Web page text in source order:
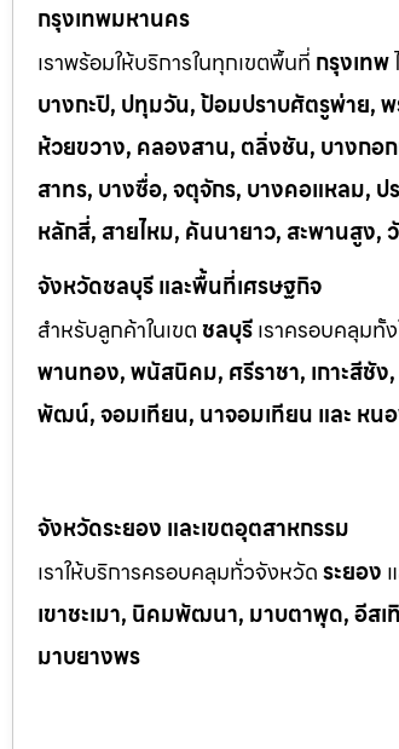
กรุงเทพมหานคร
เราพร้อมให้บริการในทุกเขตพื้นที่ กรุงเทพ
บางกะปิ, ปทุมวัน, ป้อมปราบศัตรูพ่าย,
ห้วยขวาง, คลองสาน, ตลิ่งชัน, บางก
สาทร, บางซื่อ, จตุจักร, บางคอแหลม,
หลักสี่, สายไหม, คันนายาว, สะพานสูง
จังหวัดชลบุรี และพื้นที่เศรษฐกิจ
สำหรับลูกค้าในเขต ชลบุรีเราครอบคลุมทั้
พานทอง, พนัสนิคม, ศรีราชา, เกาะสีชั
พัฒน์, จอมเทียน, นาจอมเทียน และ หน
จังหวัดระยอง และเขตอุตสาหกรรม
เราให้บริการครอบคลุมทั่วจังหวัดระยอง
เขาชะเมา, นิคมพัฒนา, มาบตาพุด, อีส
มาบยางพร